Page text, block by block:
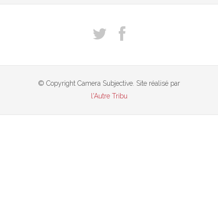
© Copyright Camera Subjective. Site réalisé par
l'Autre Tribu